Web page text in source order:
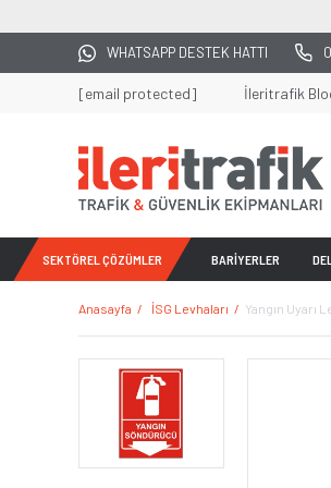
WHATSAPP DESTEK HATTI
[email protected] İleritrafik
SEKTÖREL ÇÖZÜMLER BARİYERLER
Anasayfa İSG Levhaları Yangın Uyarı